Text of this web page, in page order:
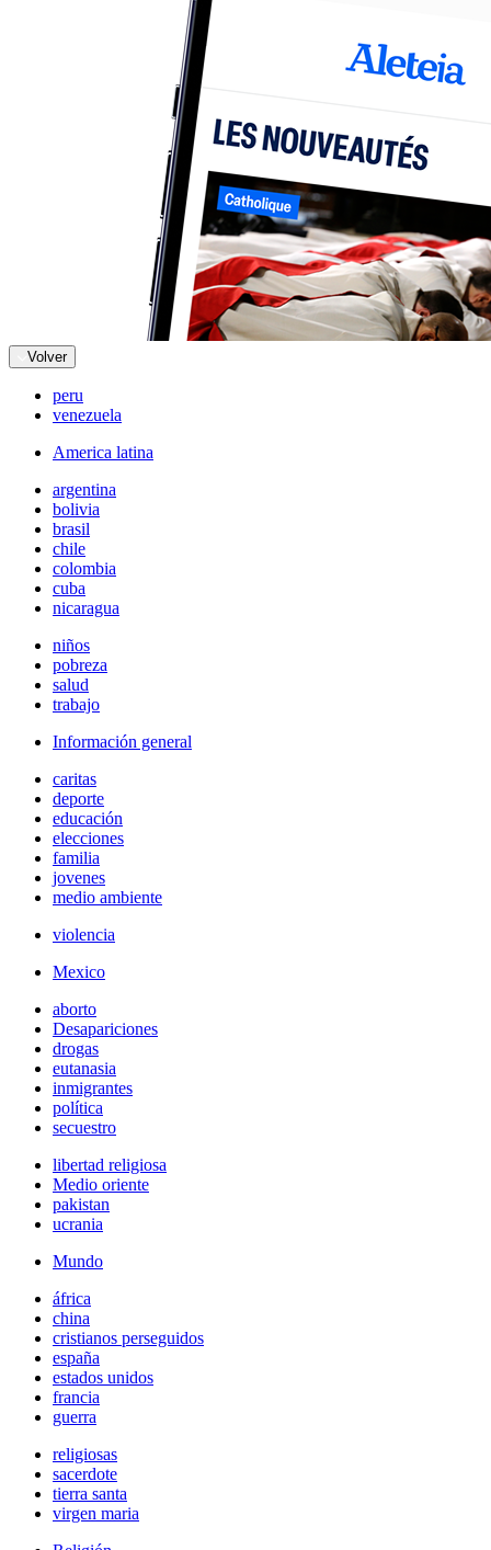
Volver
peru
venezuela
America latina
argentina
bolivia
brasil
chile
colombia
cuba
nicaragua
niños
pobreza
salud
trabajo
Información general
caritas
deporte
educación
elecciones
familia
jovenes
medio ambiente
violencia
Mexico
aborto
Desapariciones
drogas
eutanasia
inmigrantes
política
secuestro
libertad religiosa
Medio oriente
pakistan
ucrania
Mundo
áfrica
china
cristianos perseguidos
españa
estados unidos
francia
guerra
religiosas
sacerdote
tierra santa
virgen maria